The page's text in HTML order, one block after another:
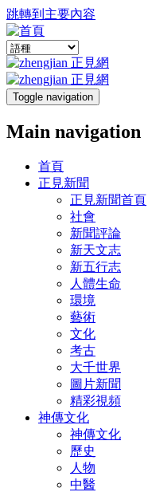
跳轉到主要內容
Toggle navigation
Main navigation
首頁
正見新聞
正見新聞首頁
社會
新聞評論
新天文志
新五行志
人體生命
環境
藝術
文化
考古
大千世界
圖片新聞
精彩視頻
神傳文化
神傳文化
歷史
人物
中醫